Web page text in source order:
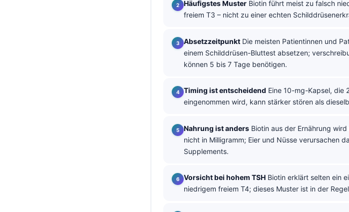
Häufigstes Muster Biotin führt meist zu falsch
freiem T3 – nicht zu einer echten
Absetzzeitpunkt Die meisten Patientinnen und
einem Schilddrüsen-Bluttest absetzen;
können 5 bis 7 Tage benötigen.
Timing ist entscheidend Eine 10-mg-Kapsel, die
eingenommen wird, kann stärker stören als
Nahrung ist anders Biotin aus der Ernährung
nicht in Milligramm; Eier und Nüsse verursachen
Supplements.
Vorsicht bei hohem TSH Biotin erklärt selten ein
niedrigem freiem T4; dieses Muster ist in der